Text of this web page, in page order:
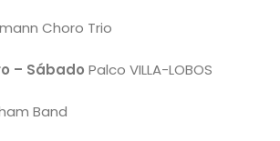
Choro Trio
– Sábado Palco VILLA-LOBOS
Band